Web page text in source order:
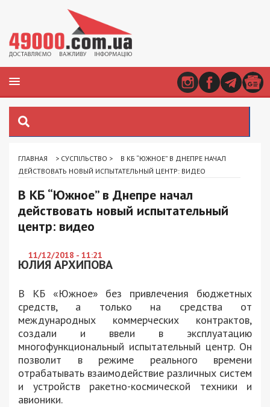
ГЛАВНАЯ > СУСПІЛЬСТВО >
В КБ “ЮЖНОЕ” В ДНЕПРЕ НАЧАЛ
ДЕЙСТВОВАТЬ НОВЫЙ ИСПЫТАТЕЛЬНЫЙ ЦЕНТР: ВИДЕО
В КБ “Южное” в Днепре начал
действовать новый испытательный
центр: видео
11/12/2018 - 11:21
ЮЛИЯ АРХИПОВА
В КБ «Южное» без привлечения бюджетных
средств, а только на средства от
международных коммерческих контрактов,
создали и ввели в эксплуатацию
многофункциональный испытательный центр. Он
позволит в режиме реального времени
отрабатывать взаимодействие различных систем
и устройств ракетно-космической техники и
авионики.